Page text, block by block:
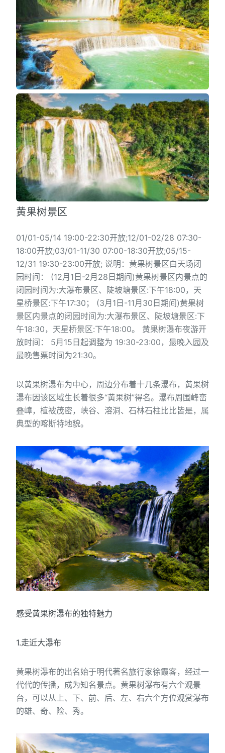
黄果树景区
01/01-05/14 19:00-22:30开放;12/01-02/28 07:30-
18:00开放;03/01-11/30 07:00-18:30开放;05/15-
12/31 19:30-23:00开放; 说明：黄果树景区白天场闭
园时间： (12月1日-2月28日期间)黄果树景区内景点的
闭园时间为:大瀑布景区、陡坡塘景区:下午18:00，天
星桥景区:下午17:30； (3月1日-11月30日期间)黄果树
景区内景点的闭园时间为:大瀑布景区、陡坡塘景区:下
午18:30，天星桥景区:下午18:00。 黄果树瀑布夜游开
放时间： 5月15日起调整为 19:30-23:00，最晚入园及
最晚售票时间为21:30。
以黄果树瀑布为中心，周边分布着十几条瀑布，黄果树
瀑布因该区域生长着很多“黄果树”得名。瀑布周围峰峦
叠嶂，植被茂密，峡谷、溶洞、石林石柱比比皆是，属
典型的喀斯特地貌。
感受黄果树瀑布的独特魅力
1.走近大瀑布
黄果树瀑布的出名始于明代著名旅行家徐霞客，经过一
代代的传播，成为知名景点。黄果树瀑布有六个观景
台，可以从上、下、前、后、左、右六个方位观赏瀑布
的雄、奇、险、秀。